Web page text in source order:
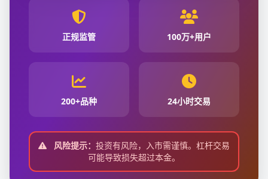
正规监管 100万+用户
200+品种 24小时交易
风险提示： 投资有风险，入市需谨慎。杠杆交易
可能导致损失超过本金。